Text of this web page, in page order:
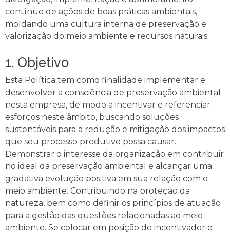
contínuo de ações de boas práticas ambientais,
moldando uma cultura interna de preservação e
valorização do meio ambiente e recursos naturais.
1. Objetivo
Esta Política tem como finalidade implementar e
desenvolver a consciência de preservação ambiental
nesta empresa, de modo a incentivar e referenciar
esforços neste âmbito, buscando soluções
sustentáveis para a redução e mitigação dos impactos
que seu processo produtivo possa causar.
Demonstrar o interesse da organização em contribuir
no ideal da preservação ambiental e alcançar uma
gradativa evolução positiva em sua relação com o
meio ambiente. Contribuindo na proteção da
natureza, bem como definir os princípios de atuação
para a gestão das questões relacionadas ao meio
ambiente. Se colocar em posição de incentivador e